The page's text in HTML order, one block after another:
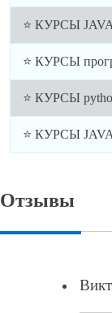
⭐ КУРСЫ JAVA
⭐ КУРСЫ
⭐ КУРСЫ
⭐ КУРСЫ
Отзывы